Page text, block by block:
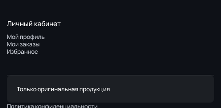
Личный кабинет
Мой профиль
Мои заказы
Избранное
Только оригинальная продукция
Политика конфиденциальности